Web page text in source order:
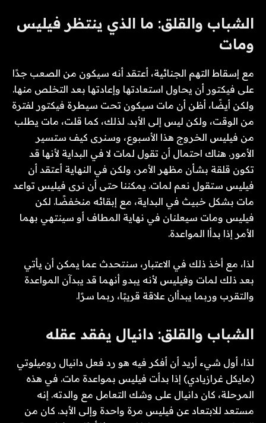
الشباب والقلق: ما الذي ينتظر فيليس
ومات
مع إسقاط التهم الجنائية، أعتقد أنه سيكون من الصعب جدًا
على فيكتور أن يحاول استعادتها وإعادتها بعد التخلص منها.
ولكن أيضًا، أظن أن مات سيكون تحت سيطرة فيكتور لفترة
من الوقت، ولكن ليس إلى الأبد. لذلك، كما قلت، مات يطلب
من فيليس الخروج هذا الأسبوع، وسنرى كيف ستسير
الأمور. هناك احتمال أن تقول لمات لا في البداية لأنها قد
تكون قلقة بشأن مظهر الأمر، ولكن في النهاية أعتقد أن
فيليس ستقول نعم لمات. يمكننا حتى أن نرى فيليس تواعد
مات بشكل خبيث في البداية، مع إبقائه منخفضًا. لكن
فيليس ومات سيعلنان في نهاية المطاف أو سينتهي بهما
الأمر إذا بدأا المواعدة.
لذا، مع أخذ ذلك في الاعتبار، سنتحدث عما يمكن أن يأتي
بعد ذلك لمات وفيليس لأنه يبدو أنهما قد يبدآن المواعدة
والتقرب وربما يبدأان علاقة قريبًا، ربما سرًا.
الشباب والقلق: دانيال يفقد عقله
لذا، أول شيء أريد أن أفكر فيه هو رد فعل دانيال روميلوتي
(مايكل غرازيادي) إذا بدأت فيليس بمواعدة مات. في هذه
المرحلة، كان دانيال على وشك التعامل مع والدته. إنه
مستعد للابتعاد عن فيليس مرة واحدة وإلى الأبد. كان من